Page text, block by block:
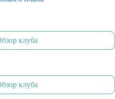
клуба
клуба